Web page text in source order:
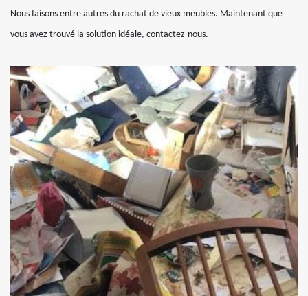
Nous faisons entre autres du rachat de vieux meubles. Maintenant que
vous avez trouvé la solution idéale, contactez-nous.